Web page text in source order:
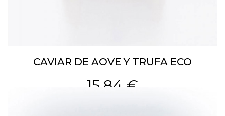
CAVIAR DE AOVE Y TRUFA ECO
15,84 €